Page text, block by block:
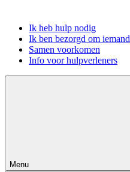
Ik heb hulp nodig
Ik ben bezorgd om iemand
Samen voorkomen
Info voor hulpverleners
Menu